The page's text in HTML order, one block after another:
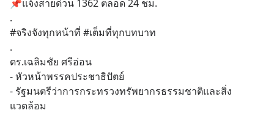
📌แจ้งสายด่วน 1362 ตลอด 24 ชม.
.
#จริงจังทุกหน้าที่ #เต็มที่ทุกบทบาท
.
ดร.เฉลิมชัย ศรีอ่อน
- หัวหน้าพรรคประชาธิปัตย์
- รัฐมนตรีว่าการกระทรวงทรัพยากรธรรมชาติและสิ่ง
แวดล้อม